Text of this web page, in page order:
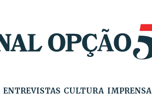
ENTREVISTAS CULTURA IMPRENSA